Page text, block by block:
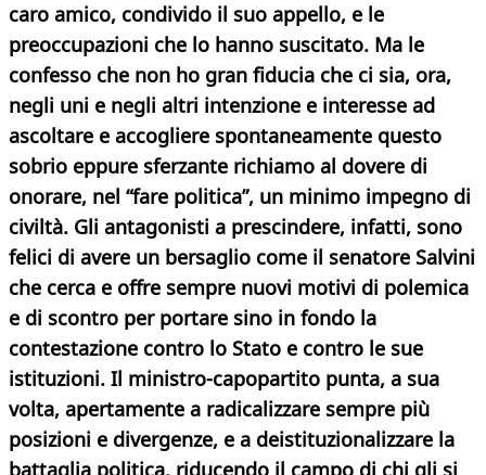
caro amico, condivido il suo appello, e le
preoccupazioni che lo hanno suscitato. Ma le
confesso che non ho gran fiducia che ci sia, ora,
negli uni e negli altri intenzione e interesse ad
ascoltare e accogliere spontaneamente questo
sobrio eppure sferzante richiamo al dovere di
onorare, nel “fare politica”, un minimo impegno di
civiltà. Gli antagonisti a prescindere, infatti, sono
felici di avere un bersaglio come il senatore Salvini
che cerca e offre sempre nuovi motivi di polemica
e di scontro per portare sino in fondo la
contestazione contro lo Stato e contro le sue
istituzioni. Il ministro-capopartito punta, a sua
volta, apertamente a radicalizzare sempre più
posizioni e divergenze, e a deistituzionalizzare la
battaglia politica, riducendo il campo di chi gli si